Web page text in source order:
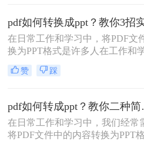
文件转换为PPT格式以便于制作演
文稿。那么PDF怎样转换成PPT
在本文中，我们将介绍三种方法
帮助您将PDF文件转换为PPT文
在日常工作和学习中，将PDF文
换为PPT格式是许多人在工作和
中常遇到的需求，特别是当需要将
PDF中的内容进行编辑、演示或
文将介绍三种常用的PDF转PPT的
法。
赞 踩
pdf如
在日常工作和学习中，我们经常
将PDF文件中的内容转换为PPT格